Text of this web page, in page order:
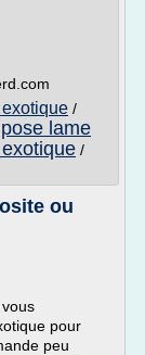
/
pose lame
/
ou
pour
peu